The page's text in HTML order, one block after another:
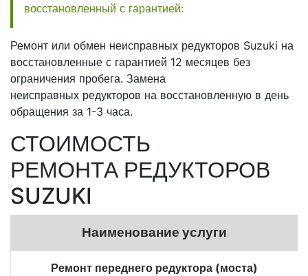
восстановленный с гарантией:
Ремонт или обмен неисправных редукторов Suzuki на
восстановленные с гарантией 12 месяцев без
ограничения пробега. Замена
неисправных редукторов на восстановленную в день
обращения за 1-3 часа.
СТОИМОСТЬ
РЕМОНТА РЕДУКТОРОВ
SUZUKI
Наименование услуги
Ремонт переднего редуктора (моста)